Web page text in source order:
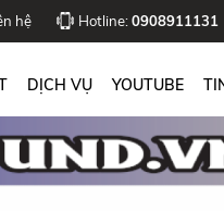
hệ Hotline:0908911131
DỊCH VỤ YOUTUBE